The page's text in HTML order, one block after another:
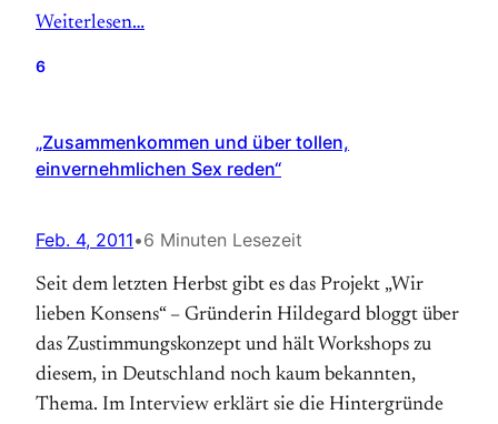
Weiterlesen…
6
„Zusammenkommen und über tollen,
einvernehmlichen Sex reden“
Feb. 4, 2011•6 Minuten Lesezeit
Seit dem letzten Herbst gibt es das Projekt „Wir
lieben Konsens“ – Gründerin Hildegard bloggt über
das Zustimmungskonzept und hält Workshops zu
diesem, in Deutschland noch kaum bekannten,
Thema. Im Interview erklärt sie die Hintergründe